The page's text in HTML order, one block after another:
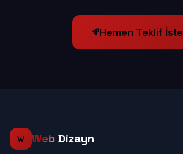
Hemen Teklif İste
Web Dizayn